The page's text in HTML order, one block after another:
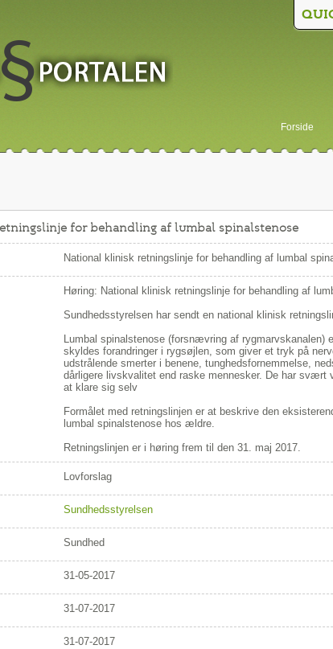
Forside
for behandling af lumbal spinalstenose
National klinisk retningslinje for behandling af lumbal
Høring: National klinisk retningslinje for behandling af
Sundhedsstyrelsen har sendt en national klinisk
Lumbal spinalstenose (forsnævring af
skyldes forandringer i rygsøjlen, som giver et tryk på
udstrålende smerter i benene, tunghedsfornemmelse,
dårligere livskvalitet end raske mennesker. De har
at klare sig selv
Formålet med retningslinjen er at beskrive den
lumbal spinalstenose hos ældre.
Retningslinjen er i høring frem til den 31. maj 2017.
Lovforslag
Sundhedsstyrelsen
Sundhed
31-05-2017
31-07-2017
31-07-2017